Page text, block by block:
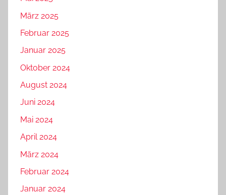
März 2025
Februar 2025
Januar 2025
Oktober 2024
August 2024
Juni 2024
Mai 2024
April 2024
März 2024
Februar 2024
Januar 2024